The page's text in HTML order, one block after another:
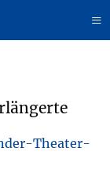
≡
Theater-